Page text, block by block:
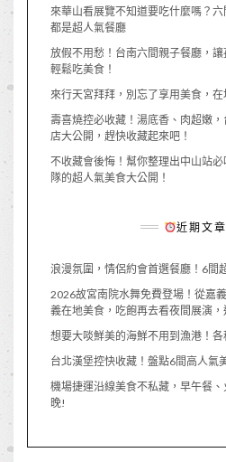
來華山看展覽不知道要吃什麼嗎？
都是超人氣餐廳
放假不用愁！台南六間親子餐廳，
輕鬆吃美食！
來行天宮拜拜，別忘了享用美食，在
壽喜燒控必收藏！湯底香、肉超嫩
店大公開，趕快收藏起來吧！
不收藏會後悔！幫你整理出中山站
隊的超人氣美食大公開！
近期文章
浪漫氛圍，情侶約會首選餐廳！6間
2026故宮南院水舞免費登場！從嘉
義在地美食，吃飽再去看夜間展演，
想要大啖鮮美的海鮮不用到漁港！
台北漢堡控快收藏！盤點6間高人氣
機場捷運沿線美食不私藏，早午餐
晚!